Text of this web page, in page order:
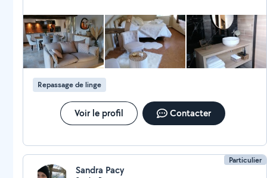
Au plaisir d'échanger avec vous.
Repassage de linge
Voir le profil Contacter
Particulier
Sandra Pacy